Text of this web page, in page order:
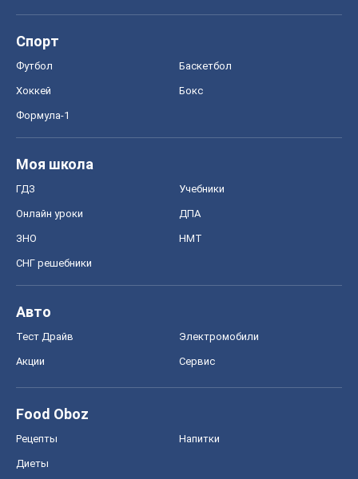
Спорт
Футбол Баскетбол
Хоккей Бокс
Формула-1
Моя школа
ГДЗ Учебники
Онлайн уроки ДПА
ЗНО НМТ
СНГ решебники
Авто
Тест Драйв Электромобили
Акции Сервис
Food Oboz
Рецепты Напитки
Диеты